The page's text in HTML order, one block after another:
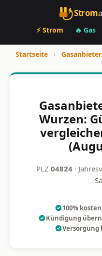
Strom
⚡ Strom 🔥 Gas
Startseite › Gasanbieter
Wurzen:
PLZ 04824 ·
100%
Kündigung
Versorgung